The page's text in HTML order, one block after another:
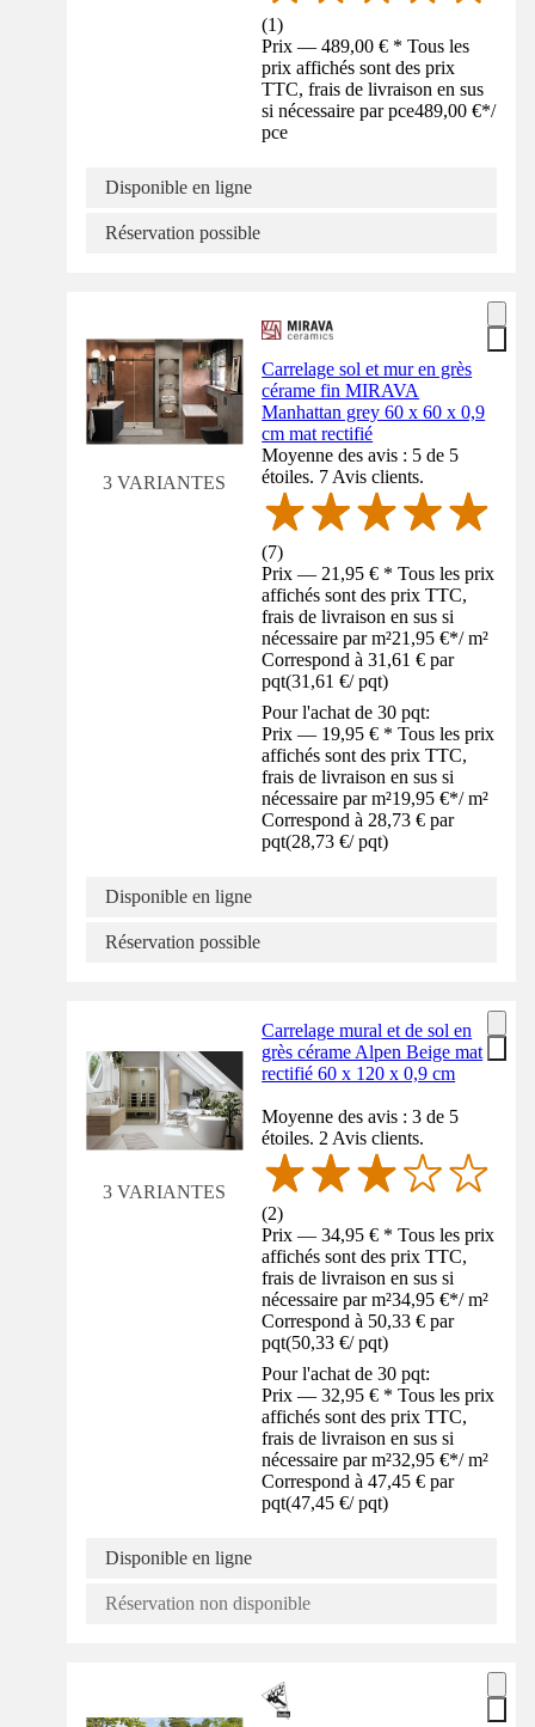
(1)
Prix — 489,00 € * Tous les
prix affichés sont des prix
TTC, frais de livraison en sus
si nécessaire par pce489,00 €*/
pce
Disponible en ligne
Réservation possible
3 VARIANTES
Carrelage sol et mur en grès
cérame fin MIRAVA
Manhattan grey 60 x 60 x 0,9
cm mat rectifié
Moyenne des avis : 5 de 5
étoiles. 7 Avis clients.
(7)
Prix — 21,95 € * Tous les prix
affichés sont des prix TTC,
frais de livraison en sus si
nécessaire par m²21,95 €*/ m²
Correspond à 31,61 € par
pqt(31,61 €/ pqt)
Pour l'achat de 30 pqt:
Prix — 19,95 € * Tous les prix
affichés sont des prix TTC,
frais de livraison en sus si
nécessaire par m²19,95 €*/ m²
Correspond à 28,73 € par
pqt(28,73 €/ pqt)
Disponible en ligne
Réservation possible
3 VARIANTES
Carrelage mural et de sol en
grès cérame Alpen Beige mat
rectifié 60 x 120 x 0,9 cm
Moyenne des avis : 3 de 5
étoiles. 2 Avis clients.
(2)
Prix — 34,95 € * Tous les prix
affichés sont des prix TTC,
frais de livraison en sus si
nécessaire par m²34,95 €*/ m²
Correspond à 50,33 € par
pqt(50,33 €/ pqt)
Pour l'achat de 30 pqt:
Prix — 32,95 € * Tous les prix
affichés sont des prix TTC,
frais de livraison en sus si
nécessaire par m²32,95 €*/ m²
Correspond à 47,45 € par
pqt(47,45 €/ pqt)
Disponible en ligne
Réservation non disponible